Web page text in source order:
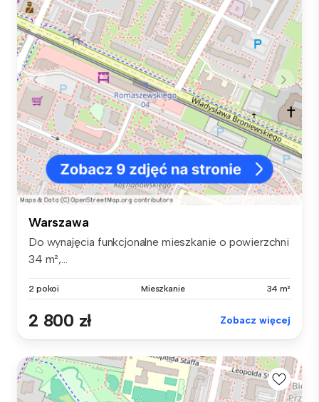
Warszawa
Do wynajęcia funkcjonalne mieszkanie o powierzchni
34 m²,...
2 pokoi Mieszkanie 34 m²
2 800 zł Zobacz więcej